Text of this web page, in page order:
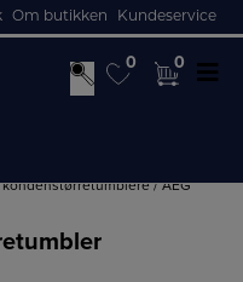
Om butikken Kundeservice
0
0 0
0
/ AEG